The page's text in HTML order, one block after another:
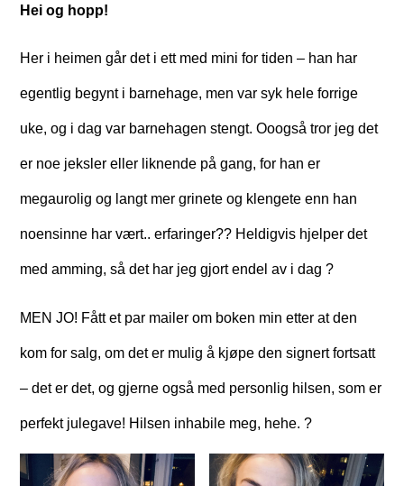
Hei og hopp!
Her i heimen går det i ett med mini for tiden – han har
egentlig begynt i barnehage, men var syk hele forrige
uke, og i dag var barnehagen stengt. Ooogså tror jeg det
er noe jeksler eller liknende på gang, for han er
megaurolig og langt mer grinete og klengete enn han
noensinne har vært.. erfaringer?? Heldigvis hjelper det
med amming, så det har jeg gjort endel av i dag ?
MEN JO! Fått et par mailer om boken min etter at den
kom for salg, om det er mulig å kjøpe den signert fortsatt
– det er det, og gjerne også med personlig hilsen, som er
perfekt julegave! Hilsen inhabile meg, hehe. ?